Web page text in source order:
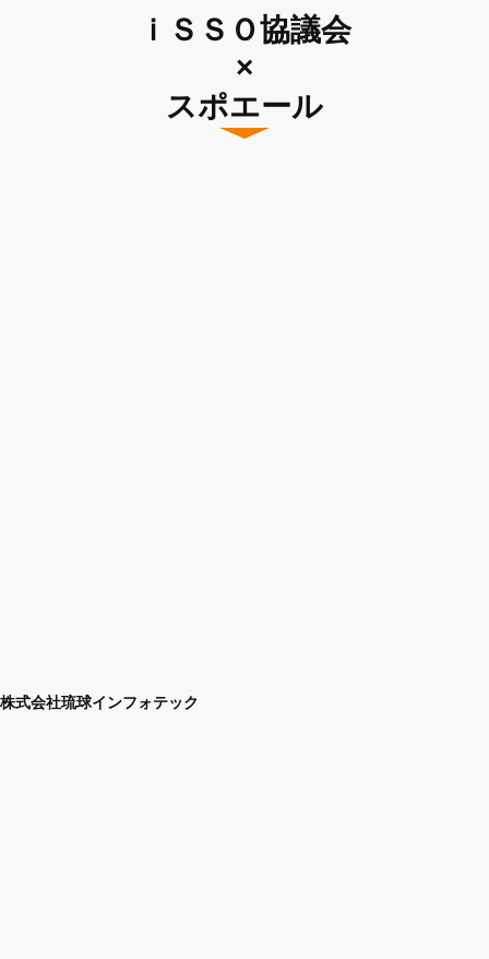
ｉＳＳＯ協議会
×
スポエール
株式会社琉球インフォテック